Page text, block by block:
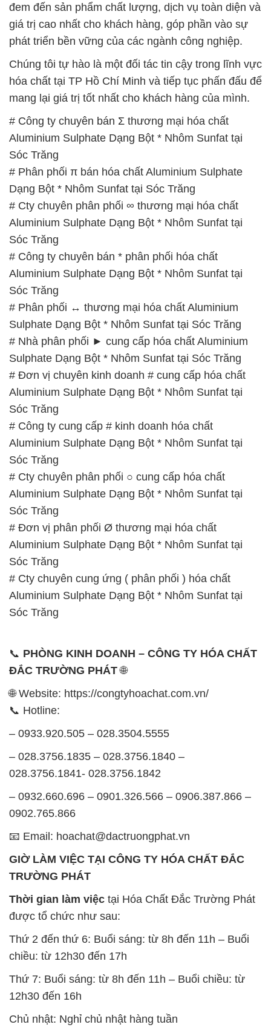
đem đến sản phẩm chất lượng, dịch vụ toàn diện và
giá trị cao nhất cho khách hàng, góp phần vào sự
phát triển bền vững của các ngành công nghiệp.
Chúng tôi tự hào là một đối tác tin cậy trong lĩnh vực
hóa chất tại TP Hồ Chí Minh và tiếp tục phấn đấu để
mang lại giá trị tốt nhất cho khách hàng của mình.
# Công ty chuyên bán Σ thương mại hóa chất
Aluminium Sulphate Dạng Bột * Nhôm Sunfat tại
Sóc Trăng
# Phân phối π bán hóa chất Aluminium Sulphate
Dạng Bột * Nhôm Sunfat tại Sóc Trăng
# Cty chuyên phân phối ∞ thương mại hóa chất
Aluminium Sulphate Dạng Bột * Nhôm Sunfat tại
Sóc Trăng
# Công ty chuyên bán * phân phối hóa chất
Aluminium Sulphate Dạng Bột * Nhôm Sunfat tại
Sóc Trăng
# Phân phối ↔ thương mại hóa chất Aluminium
Sulphate Dạng Bột * Nhôm Sunfat tại Sóc Trăng
# Nhà phân phối ► cung cấp hóa chất Aluminium
Sulphate Dạng Bột * Nhôm Sunfat tại Sóc Trăng
# Đơn vị chuyên kinh doanh # cung cấp hóa chất
Aluminium Sulphate Dạng Bột * Nhôm Sunfat tại
Sóc Trăng
# Công ty cung cấp # kinh doanh hóa chất
Aluminium Sulphate Dạng Bột * Nhôm Sunfat tại
Sóc Trăng
# Cty chuyên phân phối ○ cung cấp hóa chất
Aluminium Sulphate Dạng Bột * Nhôm Sunfat tại
Sóc Trăng
# Đơn vị phân phối Ø thương mại hóa chất
Aluminium Sulphate Dạng Bột * Nhôm Sunfat tại
Sóc Trăng
# Cty chuyên cung ứng ( phân phối ) hóa chất
Aluminium Sulphate Dạng Bột * Nhôm Sunfat tại
Sóc Trăng
📞 PHÒNG KINH DOANH – CÔNG TY HÓA CHẤT
ĐẮC TRƯỜNG PHÁT🌐
🌐 Website: https://congtyhoachat.com.vn/
📞 Hotline:
– 0933.920.505 – 028.3504.5555
– 028.3756.1835 – 028.3756.1840 –
028.3756.1841- 028.3756.1842
– 0932.660.696 – 0901.326.566 – 0906.387.866 –
0902.765.866
📧 Email: hoachat@dactruongphat.vn
GIỜ LÀM VIỆC TẠI CÔNG TY HÓA CHẤT ĐẮC
TRƯỜNG PHÁT
Thời gian làm việc tại Hóa Chất Đắc Trường Phát
được tổ chức như sau:
Thứ 2 đến thứ 6: Buổi sáng: từ 8h đến 11h – Buổi
chiều: từ 12h30 đến 17h
Thứ 7: Buổi sáng: từ 8h đến 11h – Buổi chiều: từ
12h30 đến 16h
Chủ nhật: Nghỉ chủ nhật hàng tuần